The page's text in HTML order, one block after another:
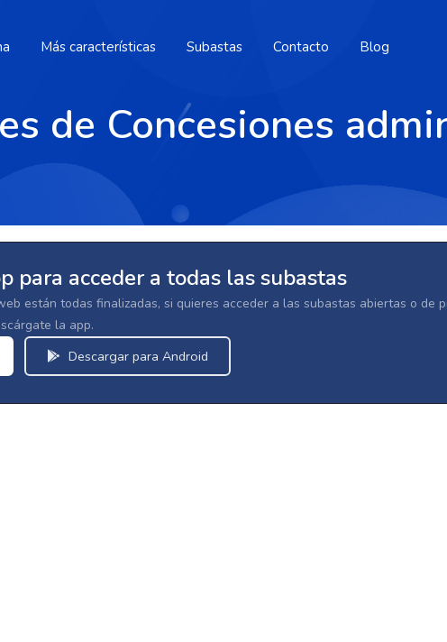
Más características Subastas Contacto Blog
de Concesiones
para acceder a todas las subastas
están todas finalizadas, si quieres acceder a las subastas abiertas o de
la app.
Descargar para Android